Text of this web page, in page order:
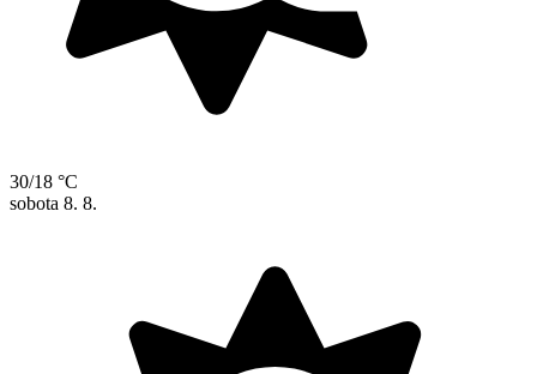
30/18 °C
sobota 8. 8.